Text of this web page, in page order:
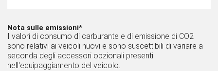
Nota sulle emissioni*
I valori di consumo di carburante e di emissione di CO2
sono relativi ai veicoli nuovi e sono suscettibili di variare a
seconda degli accessori opzionali presenti
nell'equipaggiamento del veicolo.